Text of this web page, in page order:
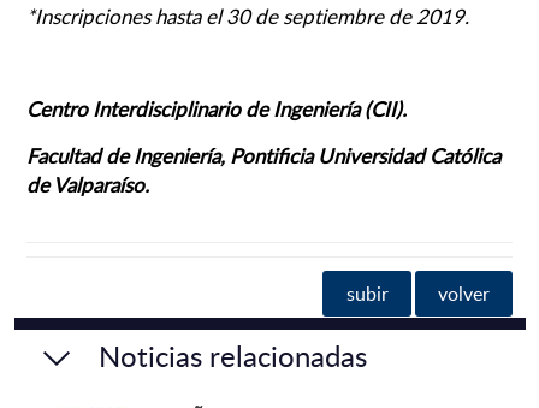
*Inscripciones hasta el 30 de septiembre de 2019.
Centro Interdisciplinario de Ingeniería (CII).
Facultad de Ingeniería, Pontificia Universidad Católica
de Valparaíso.
subir volver
Noticias relacionadas